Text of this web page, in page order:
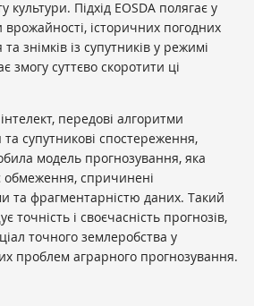
культури. Підхід EOSDA полягає у
врожайності, історичних погодних
знімків із супутників у режимі
змогу суттєво скоротити ці
передові алгоритми
супутникові спостереження,
модель прогнозування, яка
обмеження, спричинені
та фрагментарністю даних. Такий
точність і своєчасність прогнозів,
точного землеробства у
проблем аграрного прогнозування.